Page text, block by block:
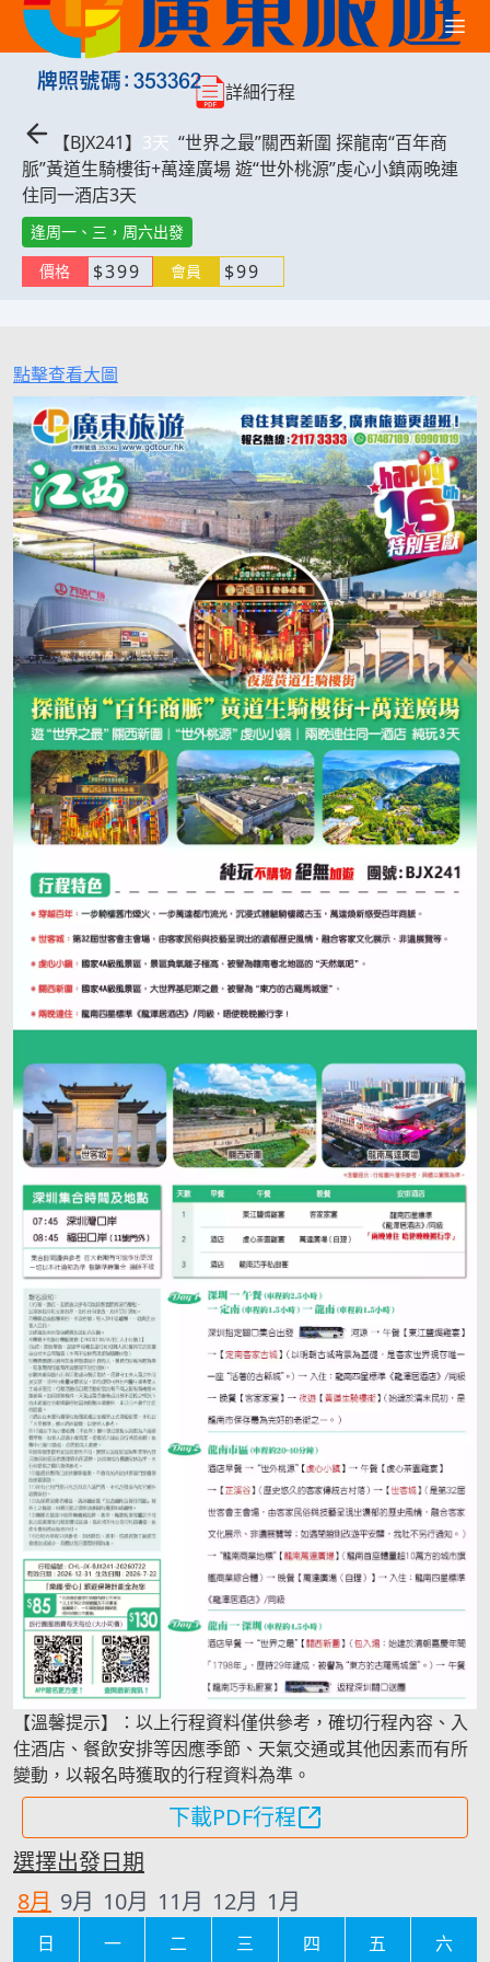
【BJX241】 3天 “世界之最”關西新圍 探龍南“百年商
脈”黃道生騎樓街+萬達廣場 遊“世外桃源”虔心小鎮兩晚連
住同一酒店3天
逢周一、三，周六出發
價格
$399 會員 $99
詳細行程
點擊查看大圖
【溫馨提示】：以上行程資料僅供參考，確切行程內容、入
住酒店、餐飲安排等因應季節、天氣交通或其他因素而有所
變動，以報名時獲取的行程資料為準。
下載PDF行程
選擇出發日期
8月 9月 10月 11月 12月 1月
日 一 二 三 四 五 六